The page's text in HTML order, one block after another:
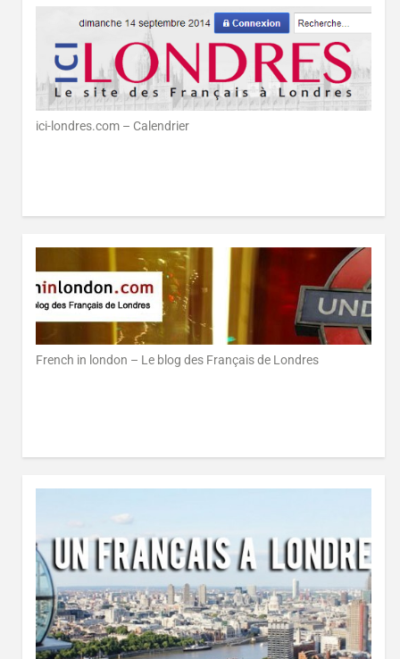
ici-londres.com – Calendrier
French in london – Le blog des Français de Londres